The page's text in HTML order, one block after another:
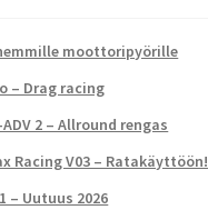
moottoripyörille
– Drag racing
2 – Allround rengas
Racing V03 – Ratakäyttöön!
– Uutuus 2026